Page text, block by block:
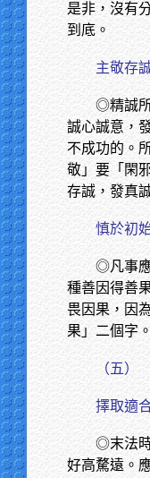
是非，沒有
到底。
主敬存
◎精誠
誠心誠意，
不成功的。
敬」要「閑
存誠，發真
慎於初
◎凡事應
種善因得善
畏因果，因
果」二個字。
（五）
擇取適
◎末法
好高騖遠。